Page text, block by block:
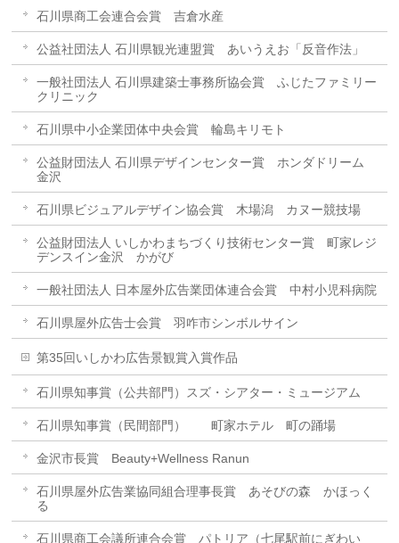
石川県商工会連合会賞 吉倉水産
公益社団法人 石川県観光連盟賞 あいうえお「反音作法」
一般社団法人 石川県建築士事務所協会賞 ふじたファミリー
クリニック
石川県中小企業団体中央会賞 輪島キリモト
公益財団法人 石川県デザインセンター賞 ホンダドリーム
金沢
石川県ビジュアルデザイン協会賞 木場潟 カヌー競技場
公益財団法人 いしかわまちづくり技術センター賞 町家レジ
デンスイン金沢 かがび
一般社団法人 日本屋外広告業団体連合会賞 中村小児科病院
石川県屋外広告士会賞 羽咋市シンボルサイン
第35回いしかわ広告景観賞入賞作品
石川県知事賞（公共部門）スズ・シアター・ミュージアム
石川県知事賞（民間部門） 町家ホテル 町の踊場
金沢市長賞 Beauty+Wellness Ranun
石川県屋外広告業協同組合理事長賞 あそびの森 かほっく
る
石川県商工会議所連合会賞 パトリア（七尾駅前にぎわい